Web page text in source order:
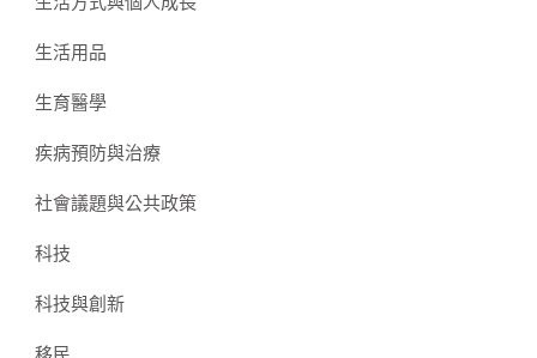
生活用品
生育醫學
疾病預防與治療
社會議題與公共政策
科技
科技與創新